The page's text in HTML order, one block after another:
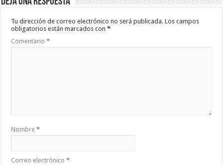
Tu dirección de correo electrónico no será publicada. Los campos
obligatorios están marcados con*
Comentario*
Nombre*
Correo electrónico*